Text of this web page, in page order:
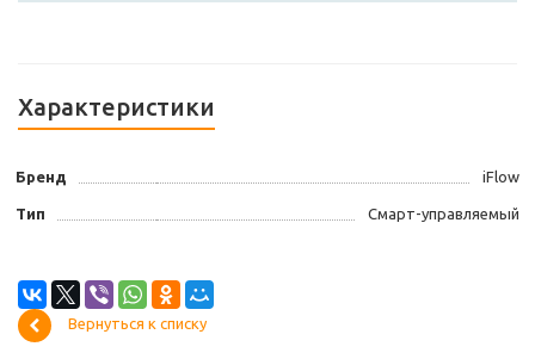
Характеристики
Бренд iFlow
Тип Смарт-управляемый
Вернуться к списку